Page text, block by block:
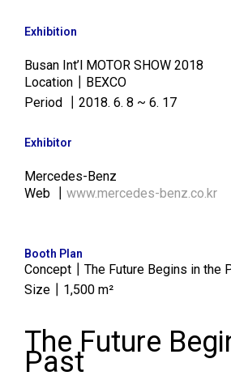
Exhibition
Busan Int’l MOTOR SHOW 2018
Location┃BEXCO
Period ┃2018. 6. 8 ~ 6. 17
Exhibitor
Mercedes-Benz
Web ┃ www.mercedes-benz.co.kr
Booth Plan
Concept┃The Future Begins in the
Size┃1,500 m²
The Future
Past